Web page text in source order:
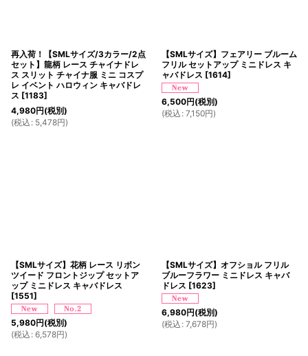
再入荷！【SMLサイズ/3カラー/2点
セット】龍柄 レース チャイナドレ
ス スリット チャイナ服 ミニ コスプ
レ イベント ハロウィン キャバドレ
ス [1183]
4,980円(税別)
(税込 : 5,478円)
【SMLサイズ】フェアリー ブルーム
フリル セットアップ ミニドレス キ
ャバドレス [1614]
6,500円(税別)
(税込 : 7,150円)
【SMLサイズ】花柄 レース リボン
ツイード フロントジップ セットア
ップ ミニドレス キャバドレス
[1551]
5,980円(税別)
(税込 : 6,578円)
【SMLサイズ】オフショル フリル
ブルーフラワー ミニドレス キャバ
ドレス [1623]
6,980円(税別)
(税込 : 7,678円)